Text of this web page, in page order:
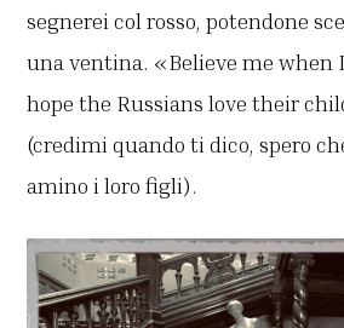
segnerei col rosso, potendone
una ventina. «Believe me when
hope the Russians love their
(credimi quando ti dico, spero
amino i loro figli).